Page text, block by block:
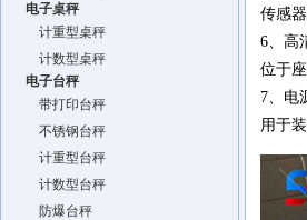
电子桌秤
计重型桌秤
计数型桌秤
电子台秤
带打印台秤
不锈钢台秤
计重型台秤
计数型台秤
防爆台秤
传感
6、高
位于
7、电
用于